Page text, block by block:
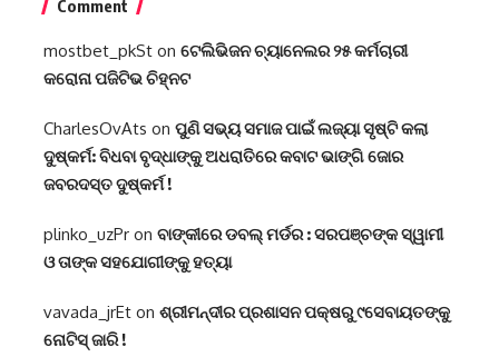
Comment
mostbet_pkSt on ଟେଲିଭିଜନ ଚ୍ୟାନେଲର ୨୫ କର୍ମଚାରୀ
କରୋନା ପଜିଟିଭ ଚିହ୍ନଟ
CharlesOvAts on ପୁଣି ସଭ୍ୟ ସମାଜ ପାଇଁ ଲଜ୍ୟା ସୃଷ୍ଟି କଲା
ଦୁଷ୍କର୍ମ: ବିଧବା ବୃଦ୍ଧାଙ୍କୁ ଅଧରାତିରେ କବାଟ ଭାଙ୍ଗି ଜୋର
ଜବରଦସ୍ତ ଦୁଷ୍କର୍ମ !
plinko_uzPr on ବାଙ୍କୀରେ ଡବଲ୍‌ ମର୍ଡର : ସରପଞ୍ଚଙ୍କ ସ୍ୱାମୀ
ଓ ତାଙ୍କ ସହଯୋଗୀଙ୍କୁ ହତ୍ୟା
vavada_jrEt on ଶ୍ରୀମନ୍ଦୀର ପ୍ରଶାସନ ପକ୍ଷରୁ ୯ସେବାୟତଙ୍କୁ
ନୋଟିସ୍ ଜାରି !